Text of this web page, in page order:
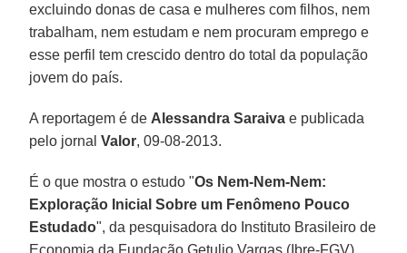
excluindo donas de casa e mulheres com filhos, nem
trabalham, nem estudam e nem procuram emprego e
esse perfil tem crescido dentro do total da população
jovem do país.
A reportagem é de Alessandra Saraiva e publicada
pelo jornalValor, 09-08-2013.
É o que mostra o estudo "Os Nem-Nem-Nem:
Exploração Inicial Sobre um Fenômeno Pouco
Estudado", da pesquisadora do Instituto Brasileiro de
Economia da Fundação Getulio Vargas (Ibre-FGV),